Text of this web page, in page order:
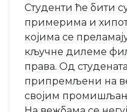
Студенти ће бити
примерима и
којима се
кључне дилеме
права. Од
припремљени на
својим